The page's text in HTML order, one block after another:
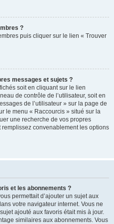
?
puis cliquer sur le lien « Trouver
messages et sujets ?
soit en cliquant sur le lien
de contrôle de l’utilisateur, soit en
de l’utilisateur » sur la page de
le menu « Raccourcis » situé sur la
une recherche de vos propres
convenablement les options
et les abonnements ?
permettait d’ajouter un sujet aux
votre navigateur internet. Vous ne
ajouté aux favoris était mis à jour.
similaires aux abonnements. Vous